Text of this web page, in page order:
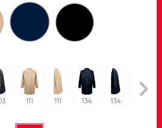
111 111 134 134